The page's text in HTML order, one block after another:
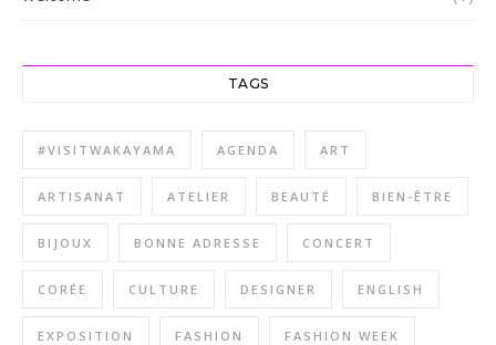
TAGS
#VISITWAKAYAMA AGENDA ART
ARTISANAT ATELIER BEAUTÉ BIEN-ÊTRE
BIJOUX BONNE ADRESSE CONCERT
CORÉE CULTURE DESIGNER ENGLISH
EXPOSITION FASHION FASHION WEEK